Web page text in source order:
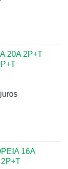
20A 2P+T
16A